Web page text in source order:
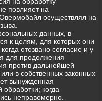
повлияет на
осуществлял на
данных, в
к целям, для которых они
отозвано согласие и у
для продолжения
против дальнейшей
в собственных законных
вынужденная
когда
неправомерно.